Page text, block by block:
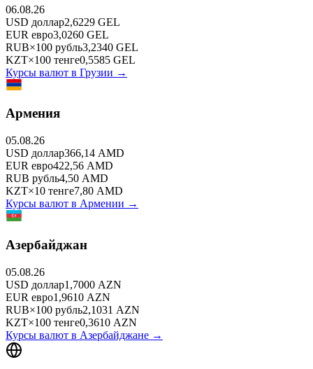
06.08.26
USD доллар2,6229 GEL
EUR евро3,0260 GEL
RUB×100 рубль3,2340 GEL
KZT×100 тенге0,5585 GEL
Курсы валют в Грузии →
Армения
05.08.26
USD доллар366,14 AMD
EUR евро422,56 AMD
RUB рубль4,50 AMD
KZT×10 тенге7,80 AMD
Курсы валют в Армении →
Азербайджан
05.08.26
USD доллар1,7000 AZN
EUR евро1,9610 AZN
RUB×100 рубль2,1031 AZN
KZT×100 тенге0,3610 AZN
Курсы валют в Азербайджане →